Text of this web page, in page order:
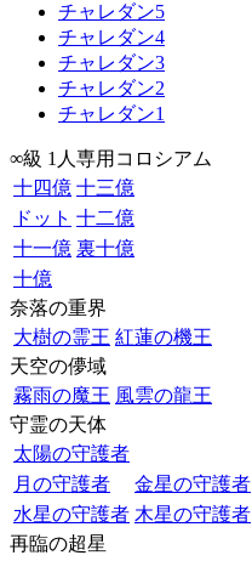
チャレダン5
チャレダン4
チャレダン3
チャレダン2
チャレダン1
∞級 1人専用コロシアム
十四億 十三億
ドット 十二億
十一億 裏十億
十億
奈落の重界
大樹の霊王 紅蓮の機王
天空の儚域
霧雨の魔王 風雲の龍王
守霊の天体
太陽の守護者
月の守護者
金星の守護者
水星の守護者 木星の守護者
再臨の超星